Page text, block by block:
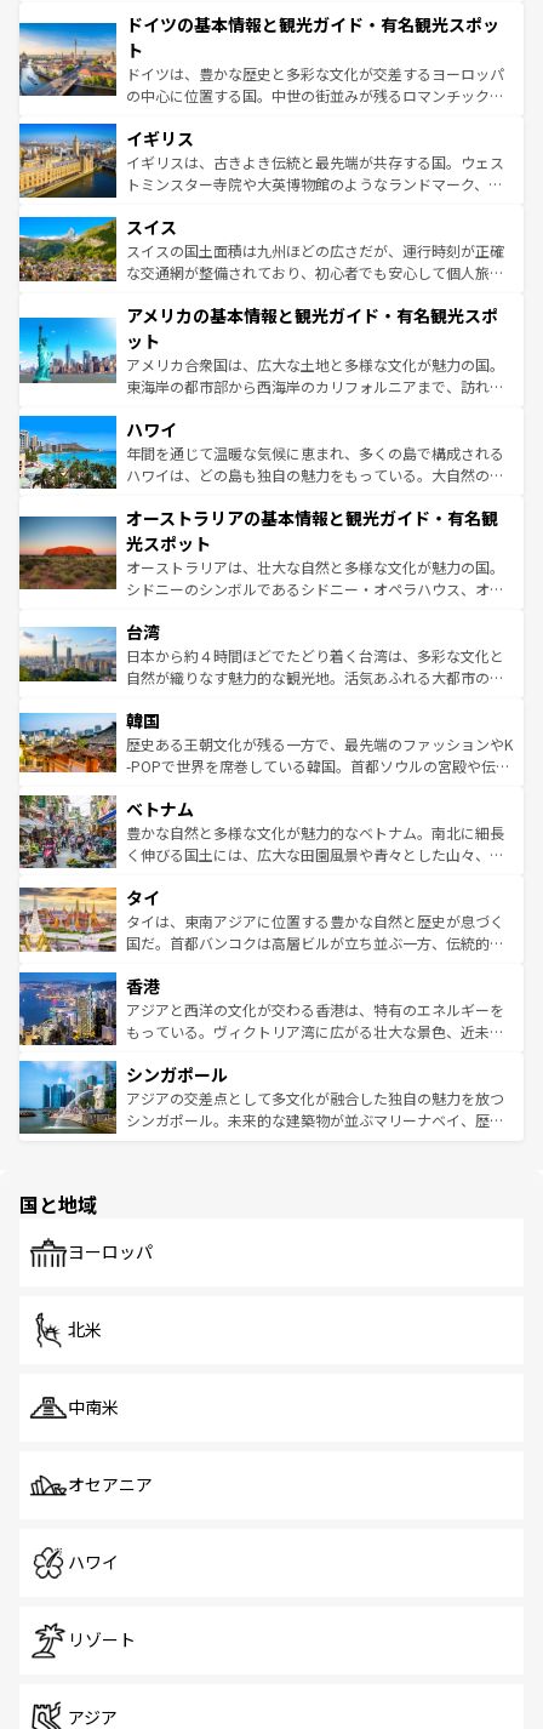
せる。地方によって風土や気候が異なるスペインはその個
ンテンツ一覧 を参照してほしい。
で、幅広い魅力が詰まっている。華麗な宮殿、歴史的な大
聖堂、美しいビーチ、そして豊かな自然が、訪れる者を心
から魅了する。また、フランスは美食の国としても知ら
れ、フランス料理はユネスコ無形文化遺産にも登録されて
香り高いラベンダー畑など、多彩な楽しみ方が可能だ。さ
らに、パリ以外の地域にも魅力が溢れており、どの街角に
も豊かな歴史と文化が息づいている。パリ以外の個性あふ
を参照してほしい。
ドイツの基本情報と観光ガイド・有名観光スポッ
ト
ドイツは、豊かな歴史と多彩な文化が交差するヨーロッパ
の中心に位置する国。中世の街並みが残るロマンチック街
顔を持つこの国は、どこを歩いても飽きることがない。ベ
ルリンの文化的活気、バイエルン州のアルプスの絶景、そ
してライン川沿いのワイン畑といった風景は必見。ビール
は、お酒好きな人にはぜひ体験してほしい。 なお、新着の
ドイツ情報はコンテンツ一覧を参照してほしい。
イギリス
イギリスは、古きよき伝統と最先端が共存する国。ウェス
トミンスター寺院や大英博物館のようなランドマーク、歴
リアごとに異なる魅力がある。また、優雅なアフタヌーン
ティー、ビール好きにはたまらない英国パブ、サッカー観
戦など、本場だからこそできる体験も豊富。イギリスを旅
ンツ一覧を参照してほしい。
スイス
スイスの国土面積は九州ほどの広さだが、運行時刻が正確
な交通網が整備されており、初心者でも安心して個人旅行
の建物がそのまま残る町や、スイスならではのユニークな
博物館もあり、アルプス観光だけでなく町歩きも満喫する
ことができる。国民の所得が高いため物価も高いが、旅行
者向けの交通パス提供のサービスもあり、うまく活用すれ
着のスイス情報は
アメリカの基本情報と観光ガイド・有名観光スポ
ット
アメリカ合衆国は、広大な土地と多様な文化が魅力の国。
東海岸の都市部から西海岸のカリフォルニアまで、訪れる
のような巨大都市は、観光、ショッピング、エンターテイ
ンメントが詰まった刺激的なスポットだ。一方、アメリカ
西部には大自然が広がり、グランドキャニオンやイエロー
部のニューオーリンズでは、音楽と美食が融合した独特の
文化が魅力。旅行者はアメリカの各地域で異なる魅力を楽
しみながら、その多様性と豊かな歴史を感じることができ
るだろう。車でのロードトリップや列車の旅も、アメリカ
情報は
ハワイ
年間を通じて温暖な気候に恵まれ、多くの島で構成される
ハワイは、どの島も独自の魅力をもっている。大自然の神
ワイ島は見逃せない。また、定番の観光地といえばオアフ
島だが、静かな自然を求めるならマウイ島やカウアイ島が
おすすめ。エメラルドグリーンに輝く海をはじめ、豊かな
文化や歴史が息づいている。「アロハスピリット」と呼ば
人々、おいしいローカルフードやハワイアンミュージッ
ク、伝統的なフラダンスなど、すべてがハワイの魅力を彩
っている。訪れるたびに新しい発見と感動が待っているハ
はコンテンツ一覧
オーストラリアの基本情報と観光ガイド・有名観
光スポット
オーストラリアは、壮大な自然と多様な文化が魅力の国。
シドニーのシンボルであるシドニー・オペラハウス、オー
リアリーフや大陸中央部にそびえるウルル（エアーズロッ
ク）、タスマニアの美しい原生林やケアンズの熱帯雨林な
ど、見どころがたくさん。また、カフェやワイン、オージ
いる。アクティビティも充実しており、サーフィンやダイ
ビング、ハイキングなど、アウトドア好きにはたまらな
い。オーストラリアの多彩な魅力を存分に味わいつくそ
参照してほしい。
台湾
日本から約４時間ほどでたどり着く台湾は、多彩な文化と
自然が織りなす魅力的な観光地。活気あふれる大都市の台
ン）、静ひつな山岳地帯である台湾東部など、都市の喧騒
と山間の静けさが共存しており、訪れる人に新しい発見と
驚きをもたらしてくれる。また、奥深い台湾の食文化も魅
容にもいいと評判のスイーツなど、バラエティ豊かな料理
が味わえる。 なお、新着の台湾情報は コンテンツ一覧を参
照してほしい。
韓国
歴史ある王朝文化が残る一方で、最先端のファッションやK
-POPで世界を席巻している韓国。首都ソウルの宮殿や伝統
き、地方に足を延ばせば四季折々の自然美を楽しむことが
できる。そして、キムチや焼肉、絶品のストリートフード
まで、さまざまな韓国料理が待っている。夜には、韓国な
リティに包まれながら、韓国の多彩な魅力を心ゆくまで味
わってみてほしい。 なお、新着の韓国情報はコンテンツ一
覧を参照してほしい。
ベトナム
豊かな自然と多様な文化が魅力的なベトナム。南北に細長
く伸びる国土には、広大な田園風景や青々とした山々、世
急速な発展と共に伝統が息づく。ハノイの古い町並みやホ
ーチミン市のフランス統治時代の建物も、独特の雰囲気を
醸し出している。また、バラエティの豊かさとおいしさで
とつ。フォーやバインミー、ベトナムコーヒーなどは、ぜ
ひ現地で味わいたい。どの地域を訪れてもあたたかい人々
が旅行者を迎えてくれるので、きっと忘れられない旅にな
参照してほしい。
タイ
タイは、東南アジアに位置する豊かな自然と歴史が息づく
国だ。首都バンコクは高層ビルが立ち並ぶ一方、伝統的な
の活気が交差している。北部ではチェンマイなどの山岳地
帯で自然と触れ合い、南部ではプーケットやクラビの美し
いビーチでリゾート気分を楽しむことができる。タイ料理
激する。気候は一年中温暖で、どの季節にも異なる楽しみ
が待っている。親しみやすいタイの人々、仏教を中心とし
た文化、そして多様な観光資源が、訪れる旅人を魅了し続
香港
アジアと西洋の文化が交わる香港は、特有のエネルギーを
もっている。ヴィクトリア湾に広がる壮大な景色、近未来
み、どこを訪れても感動するはず。観光スポットが密集し
ており、効率よく見どころを回れるのも魅力。息をのむよ
うな絶景から文化的な体験まで、香港を存分に楽しみ尽く
シンガポール
アジアの交差点として多文化が融合した独自の魅力を放つ
シンガポール。未来的な建築物が並ぶマリーナベイ、歴史
で、ホーカーズは地元の風情を楽しめる外せないスポット
国と地域
ヨーロッパ
北米
中南米
オセアニア
ハワイ
リゾート
アジア